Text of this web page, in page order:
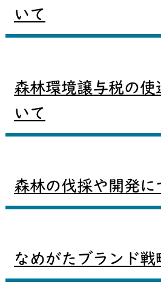
いて
森林環境譲与税の使
いて
森林の伐採や開発に
なめがたブランド戦